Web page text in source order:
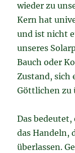
wieder zu
Kern hat
und ist nicht
unseres
Bauch oder
Zustand, sich
Göttlichen zu
Das
das Handeln,
überlassen.